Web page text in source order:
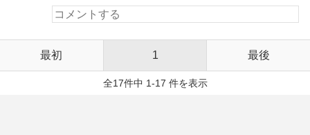
最初 1 最後
全17件中 1-17 件を表示